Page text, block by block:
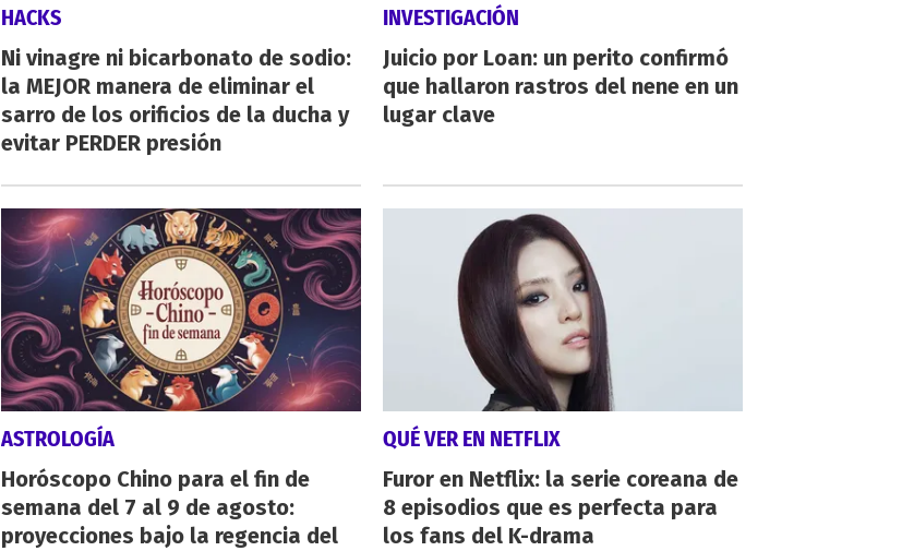
HACKS
Ni vinagre ni bicarbonato de sodio:
la MEJOR manera de eliminar el
sarro de los orificios de la ducha y
evitar PERDER presión
INVESTIGACIÓN
Juicio por Loan: un perito confirmó
que hallaron rastros del nene en un
lugar clave
ASTROLOGÍA
Horóscopo Chino para el fin de
semana del 7 al 9 de agosto:
proyecciones bajo la regencia del
QUÉ VER EN NETFLIX
Furor en Netflix: la serie coreana de
8 episodios que es perfecta para
los fans del K-drama